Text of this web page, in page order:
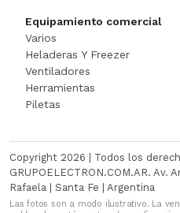
Equipamiento comercial
Varios
Heladeras Y Freezer
Ventiladores
Herramientas
Piletas
Copyright 2026 | Todos los
GRUPOELECTRON.COM.AR. Av.
Rafaela | Santa Fe | Argentina
Las fotos son a modo ilustrativo. La
EXHIBIDORES DE VIDRI
Exprimidoras / Jugueras
Extractor
FILETEADOR
Freidora
Sierras Circulares
SIERRAS SABL
SOLDADOR
Taladro